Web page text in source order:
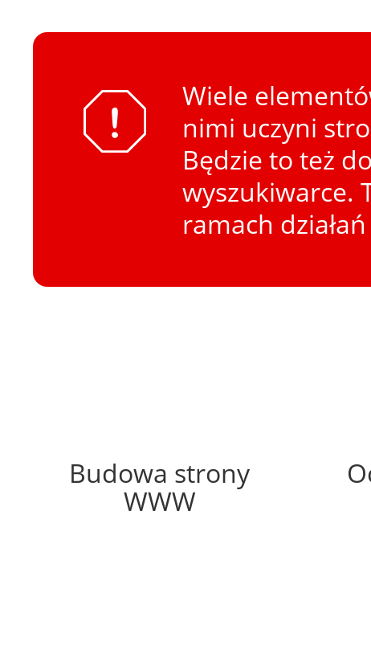
Wiele
nimi uczyni
Będzie to też
wyszukiwarce.
ramach działań
Budowa strony
WWW